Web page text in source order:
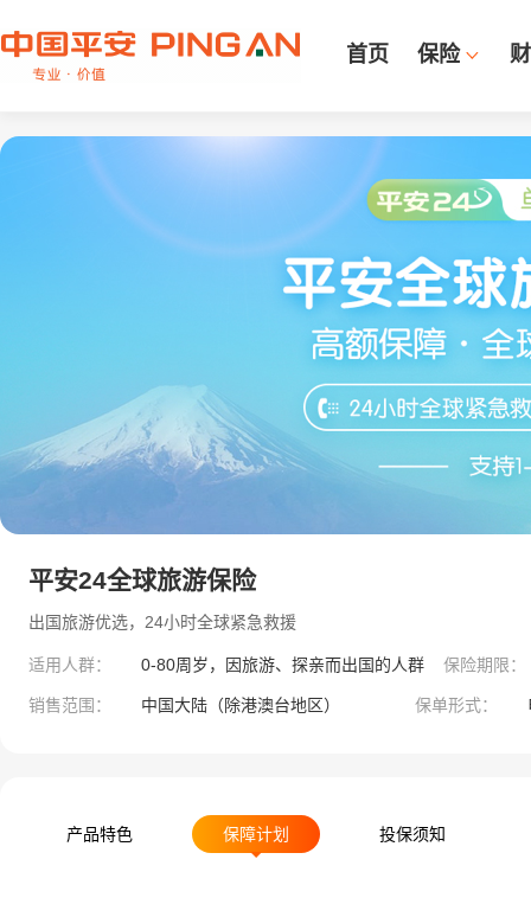
首页 保险
平安24全球旅游保险
出国旅游优选，24小时全球紧急救援
适用人群： 0-80周岁，因旅游、探亲而出国的人群 保险期限：
销售范围： 中国大陆（除港澳台地区） 保单形式：
产品特色 保障计划 投保须知